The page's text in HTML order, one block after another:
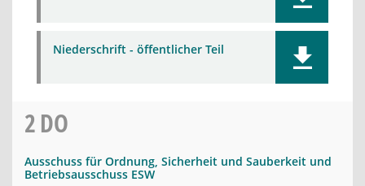
Niederschrift - öffentlicher Teil
2DO
Ausschuss für Ordnung, Sicherheit und Sauberkeit und
Betriebsausschuss ESW